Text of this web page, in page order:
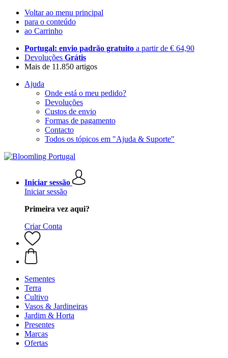
Voltar ao menu principal
para o conteúdo
ao Carrinho
Portugal: envio padrão gratuito a partir de € 64,90
Devoluções Grátis
Mais de 11.850 artigos
Ajuda
Onde está o meu pedido?
Devoluções
Custos de envio
Formas de pagamento
Contacto
Todos os tópicos em "Ajuda & Suporte"
Iniciar sessão
Iniciar sessão
Primeira vez aqui?
Criar Conta
Sementes
Terra
Cultivo
Vasos & Jardineiras
Jardim & Horta
Presentes
Marcas
Ofertas